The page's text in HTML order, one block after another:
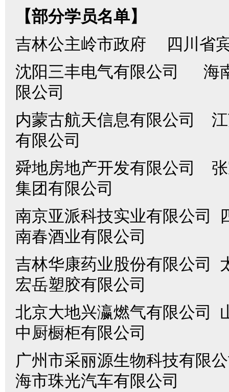
【部分学员名单】
吉林公主岭市政府 四川省
沈阳三丰电气有限公司 海
限公司
内蒙古航天信息有限公司
有限公司
舜地房地产开发有限公司
集团有限公司
南京亚派科技实业有限公司
南春酒业有限公司
吉林华康药业股份有限公司
宏岳塑胶有限公司
北京大地兴瀛燃气有限公司
中厨橱柜有限公司
广州市采丽源生物科技有限
海市珠光汽车有限公司